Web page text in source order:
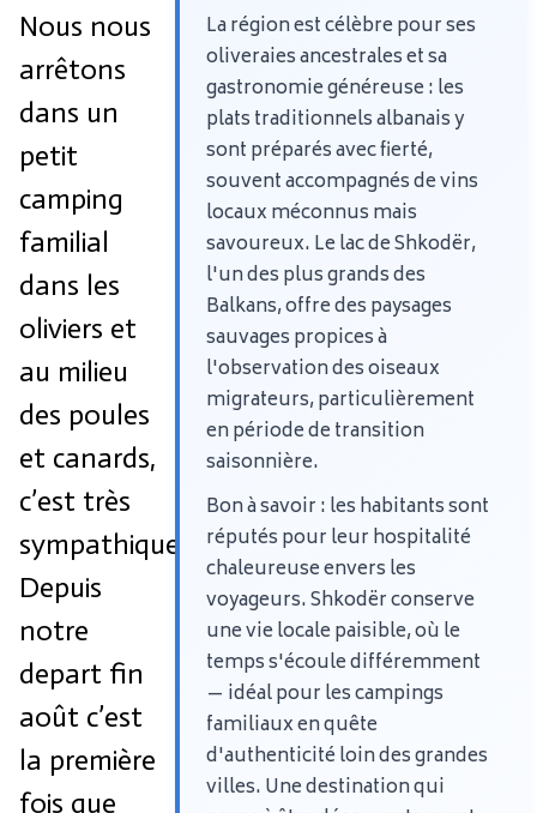
Nous nous
arrêtons
dans un
petit
camping
familial
dans les
oliviers et
au milieu
des poules
et canards,
c’est très
sympathique.
Depuis
notre
depart fin
août c’est
la première
fois que
La région est célèbre pour ses
oliveraies ancestrales et sa
gastronomie généreuse : les
plats traditionnels albanais y
sont préparés avec fierté,
souvent accompagnés de vins
locaux méconnus mais
savoureux. Le lac de Shkodër,
l'un des plus grands des
Balkans, offre des paysages
sauvages propices à
l'observation des oiseaux
migrateurs, particulièrement
en période de transition
saisonnière.
Bon à savoir : les habitants sont
réputés pour leur hospitalité
chaleureuse envers les
voyageurs. Shkodër conserve
une vie locale paisible, où le
temps s'écoule différemment
— idéal pour les campings
familiaux en quête
d'authenticité loin des grandes
villes. Une destination qui